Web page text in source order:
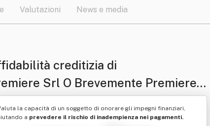
Valutazioni News e media
creditizia di
Srl O Brevemente Premiere
la capacità di un soggetto di onorare gli impegni finanziari,
a prevedere il rischio di inadempienza nei pagamenti.